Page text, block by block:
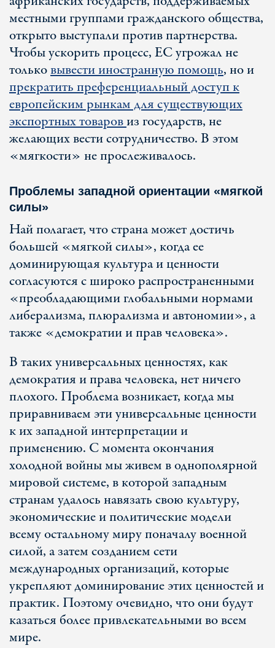
местными группами гражданского общества,
открыто выступали против партнерства.
Чтобы ускорить процесс, ЕС угрожал не
тольковывести иностранную помощь, но и
прекратить преференциальный доступ к
европейским рынкам для существующих
экспортных товаровиз государств, не
желающих вести сотрудничество. В этом
«мягкости» не прослеживалось.
Проблемы западной ориентации «мягкой
силы»
Най полагает, что страна может достичь
большей «мягкой силы», когда ее
доминирующая культура и ценности
согласуются с широко распространенными
«преобладающими глобальными нормами
либерализма, плюрализма и автономии», а
также «демократии и прав человека».
В таких универсальных ценностях, как
демократия и права человека, нет ничего
плохого. Проблема возникает, когда мы
приравниваем эти универсальные ценности
к их западной интерпретации и
применению. С момента окончания
холодной войны мы живем в однополярной
мировой системе, в которой западным
странам удалось навязать свою культуру,
экономические и политические модели
всему остальному миру поначалу военной
силой, а затем созданием сети
международных организаций, которые
укрепляют доминирование этих ценностей и
практик. Поэтому очевидно, что они будут
казаться более привлекательными во всем
мире.